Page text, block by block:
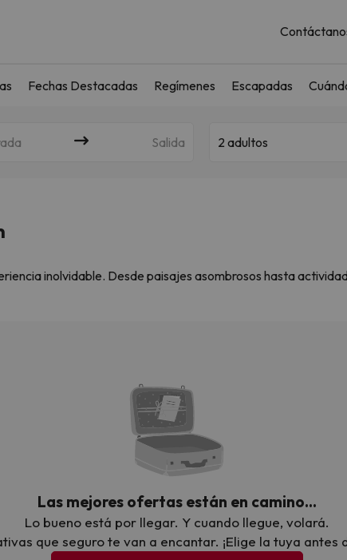
Fechas Destacadas Regímenes Escapadas
Salida 2 adultos
inolvidable. Desde paisajes asombrosos hasta
Las mejores ofertas están en camino…
Lo bueno está por llegar. Y cuando llegue, volará.
que seguro te van a encantar. ¡Elige la tuya antes